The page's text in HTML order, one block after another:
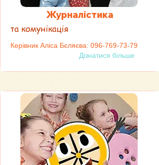
Журналістика
та комунікація
Керівник Аліса Бєляєва: 096-769-73-79
Дізнатися більше